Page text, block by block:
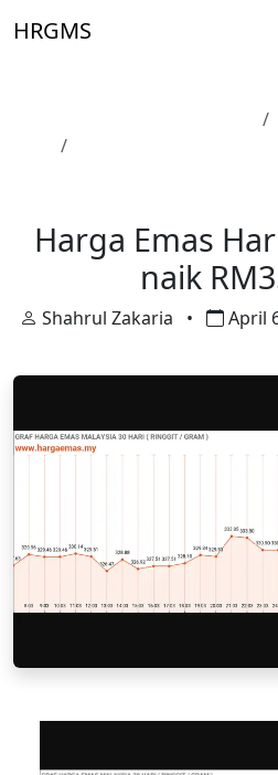
HRGMS
Harga Emas
naik
Shahrul Zakaria • April